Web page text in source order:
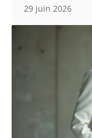
29 juin 2026